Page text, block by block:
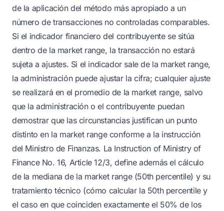
de la aplicación del método más apropiado a un
número de transacciones no controladas comparables.
Si el indicador financiero del contribuyente se sitúa
dentro de la market range, la transacción no estará
sujeta a ajustes. Si el indicador sale de la market range,
la administración puede ajustar la cifra; cualquier ajuste
se realizará en el promedio de la market range, salvo
que la administración o el contribuyente puedan
demostrar que las circunstancias justifican un punto
distinto en la market range conforme a la instrucción
del Ministro de Finanzas. La Instruction of Ministry of
Finance No. 16, Article 12/3, define además el cálculo
de la mediana de la market range (50th percentile) y su
tratamiento técnico (cómo calcular la 50th percentile y
el caso en que coinciden exactamente el 50% de los